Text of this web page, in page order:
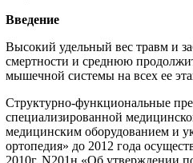
Введение
Высокий удельный вес травм и
смертности и среднюю
мышечной системы на всех ее
Структурно-функциональные
специализированной
медицинским оборудованием и
ортопедия» до 2012 года
2010г. N201н «Об утверждении